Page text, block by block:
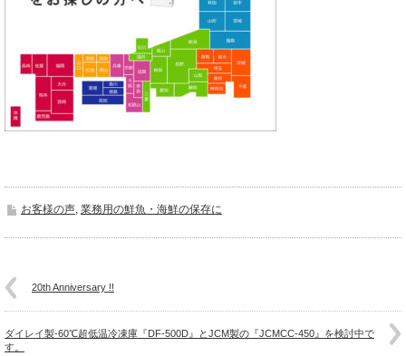
お客様の声, 業務用の鮮魚・海鮮の保存に
20th Anniversary !!
ダイレイ製-60℃超低温冷凍庫『DF-500D』とJCM製の『JCMCC-450』を検討中で
す。